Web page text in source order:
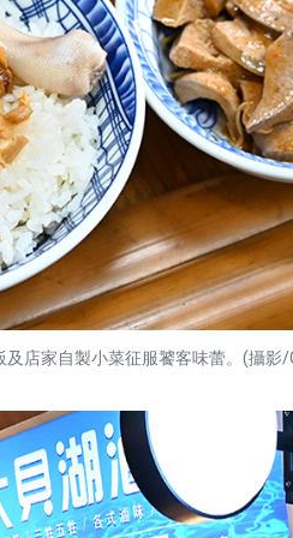
店家自製小菜征服饕客味蕾。(攝影